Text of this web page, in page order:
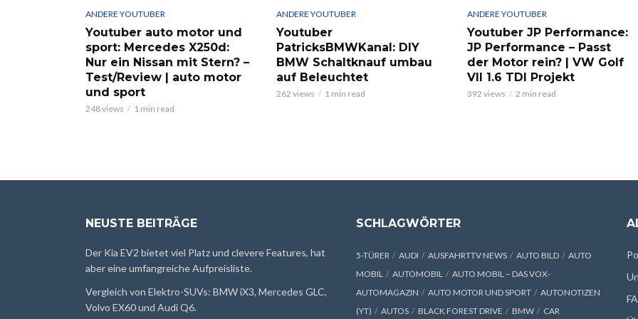
ANDERE YOUTUBER
Youtuber auto motor und
sport: Mercedes X250d:
Nur ein Nissan mit Stern? –
Test/Review | auto motor
und sport
248 views 1 min read
ANDERE YOUTUBER
Youtuber
PatricksBMWKanal: DIY
BMW Schaltknauf umbau
auf Beleuchtet
262 views 1 min read
ANDERE YOUTUBER
Youtuber JP Performance:
JP Performance – Passt
der Motor rein? | VW Golf
VII 1.6 TDI Projekt
392 views 2 min read
NEUSTE BEITRÄGE
Der Kia EV2 bietet viel Platz und clevere Features, hat
aber eine umfangreiche Aufpreisliste.
Vergleich von Elektro-SUVs: BMW iX3, Mercedes GLC,
Volvo EX60 und Audi Q6.
SCHLAGWÖRTER
5-TÜRER AUDI AUSFAHRTTV NEWS AUTO BILD
AUTO
MOBIL
AUTOMOBIL
AUTO MOBIL – DAS VOX-
AUTOMAGAZIN
AUTO MOTOR UND SPORT
AUTONOTIZEN
(YT)
AUTOS BLACK FOREST DRIVE BMW CAR